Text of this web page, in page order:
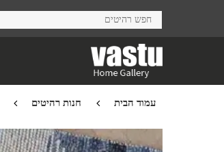
עמוד הבית חנות רהיטים